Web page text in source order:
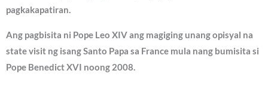
pagkakapatiran.
Ang pagbisita ni Pope Leo XIV ang magiging unang opisyal na
state visit ng isang Santo Papa sa France mula nang bumisita si
Pope Benedict XVI noong 2008.